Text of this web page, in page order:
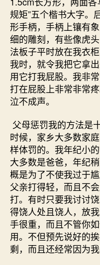
规矩”五个楷书大字。
形手柄，手柄上镶有
细的雕刻，有些像虎
法板子平时放在我衣
我时，就令我把它拿
用它打我屁股。我非
打在屁股上非常非常
泣不成声。
父母惩罚我的方法是
时候，家乡大多数家
样体罚的。我年纪小
大多数是爸爸，年纪
概是为了不使我过于
父亲打得轻，而且不
打。有时只要我讨讨
得饶人处且饶人，放
手很重，而且不管你
用。不但预先说好的
剩，而且还经常因为